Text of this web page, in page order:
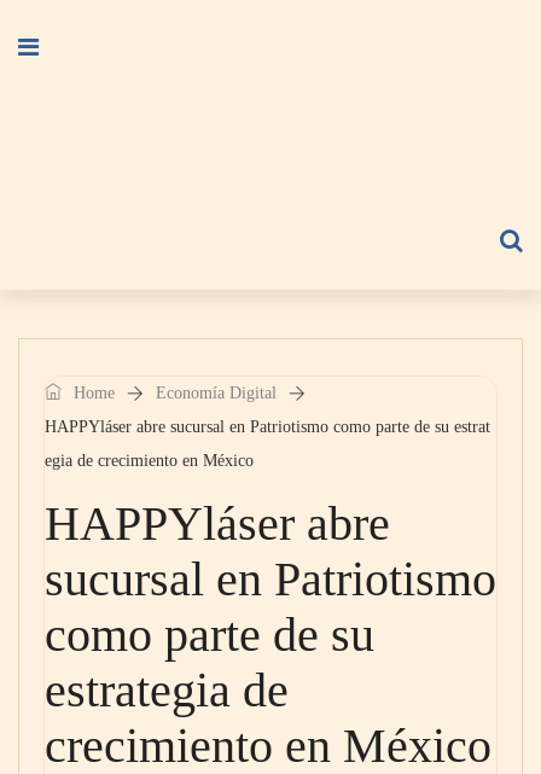
Home
Economía Digital
HAPPYláser abre sucursal en Patriotismo como parte de su estrat
egia de crecimiento en México
HAPPYláser abre
sucursal en Patriotismo
como parte de su
estrategia de
crecimiento en México